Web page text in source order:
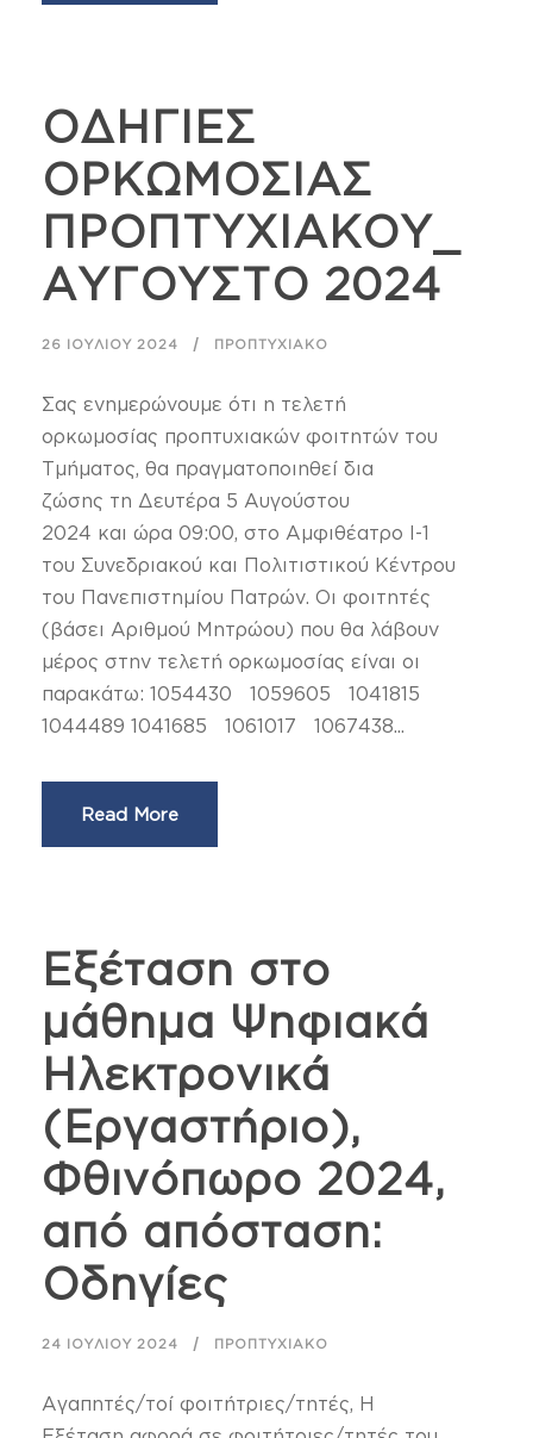
ΟΔΗΓΙΕΣ
ΟΡΚΩΜΟΣΙΑΣ
ΠΡΟΠΤΥΧΙΑΚΟΥ_
ΑΥΓΟΥΣΤΟ 2024
26 ΙΟΥΛΊΟΥ 2024 ΠΡΟΠΤΥΧΙΑΚΌ
Σας ενημερώνουμε ότι η τελετή
ορκωμοσίας προπτυχιακών φοιτητών του
Τμήματος, θα πραγματοποιηθεί δια
ζώσης τη Δευτέρα 5 Αυγούστου
2024 και ώρα 09:00, στο Αμφιθέατρο Ι-1
του Συνεδριακού και Πολιτιστικού Κέντρου
του Πανεπιστημίου Πατρών. Οι φοιτητές
(βάσει Αριθμού Μητρώου) που θα λάβουν
μέρος στην τελετή ορκωμοσίας είναι οι
παρακάτω: 1054430 1059605 1041815
1044489 1041685 1061017 1067438...
Read More
Εξέταση στο
μάθημα Ψηφιακά
Ηλεκτρονικά
(Εργαστήριο),
Φθινόπωρο 2024,
από απόσταση:
Οδηγίες
24 ΙΟΥΛΊΟΥ 2024 ΠΡΟΠΤΥΧΙΑΚΌ
Αγαπητές/τοί φοιτήτριες/τητές, Η